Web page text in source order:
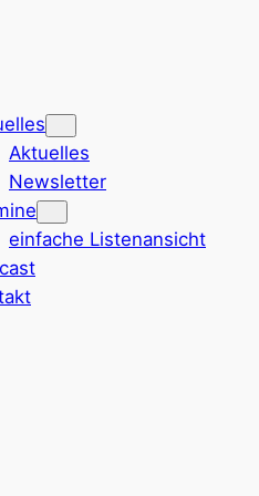
Aktuelles
Newsletter
einfache Listenansicht